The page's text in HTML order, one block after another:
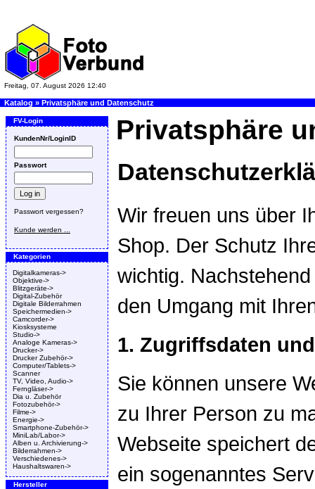
Freitag, 07. August 2026 12:40
Katalog » Privatsphäre und Datenschutz
FV-Login
KundenNr/LoginID
Passwort
Passwort vergessen?
Kunde werden ...
Kategorien
Digitalkameras->
Objektive->
Blitzgeräte->
Digital-Zubehör
Digitale Bilderrahmen
Speichermedien->
Camcorder->
Kiosksysteme
Studio->
Analoge Kameras->
Drucker->
Drucker Zubehör->
Computer/Tablets->
Scanner
TV, Video, Audio->
Ferngläser->
Dia u. Zubehör
Fotozubehör->
Filme->
Energie->
Smartphone-Zubehör->
MiniLab/Labor->
Alben u. Archivierung->
Bilderrahmen->
Verschiedenes->
Haushaltswaren->
Hersteller
Privatsphäre
Wir freuen uns über
Shop. Der Schutz
wichtig.
den Umgang mit
1. Zugriffsdaten
Sie können unsere
zu Ihrer Person zu
Webseite speichert
ein sogenanntes